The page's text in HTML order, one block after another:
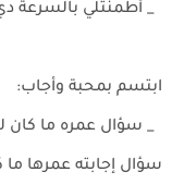
_ أطمنتلي بالسرعة
ابتسم بمحبة وأجاب:
_ سؤال عمره ما كان
سؤال إجابته عمرها